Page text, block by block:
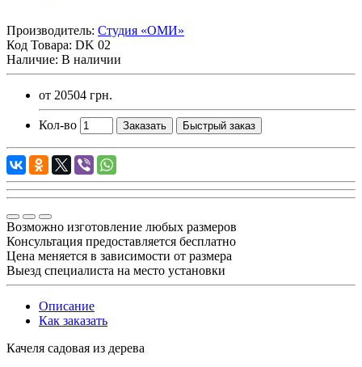
Производитель: Студия «ОМИ»
Код Товара: DK 02
Наличие: В наличии
от 20504 грн.
Кол-во Заказать Быстрый заказ
Возможно изготовление любых размеров
Консультация предоставляется бесплатно
Цена меняется в зависимости от размера
Выезд специалиста на место установки
Описание
Как заказать
Качеля садовая из дерева